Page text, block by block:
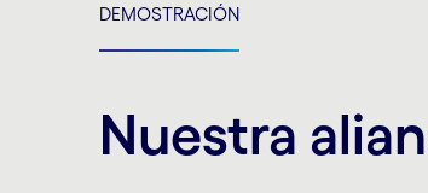
DEMOSTRACIÓN
Nuestra